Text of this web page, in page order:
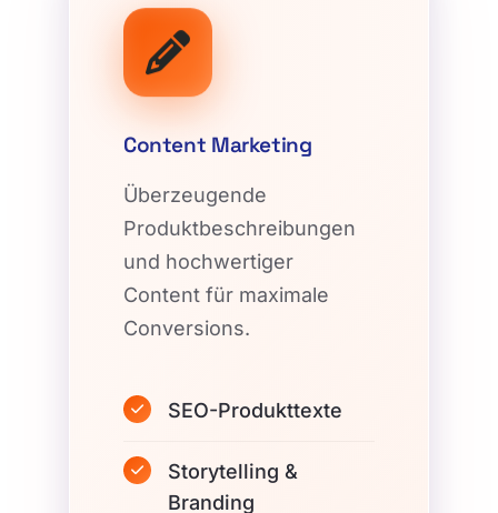
Content Marketing
Überzeugende
Produktbeschreibungen
und hochwertiger
Content für maximale
Conversions.
SEO-Produkttexte
Storytelling &
Branding